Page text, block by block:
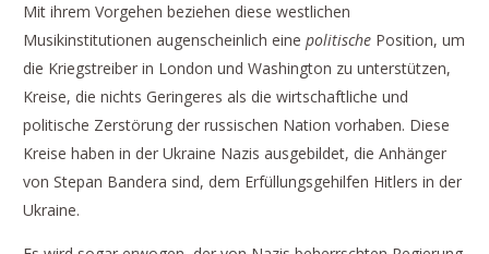
Mit ihrem Vorgehen beziehen diese westlichen
Musikinstitutionen augenscheinlich eine politischePosition, um
die Kriegstreiber in London und Washington zu unterstützen,
Kreise, die nichts Geringeres als die wirtschaftliche und
politische Zerstörung der russischen Nation vorhaben. Diese
Kreise haben in der Ukraine Nazis ausgebildet, die Anhänger
von Stepan Bandera sind, dem Erfüllungsgehilfen Hitlers in der
Ukraine.